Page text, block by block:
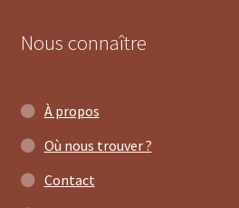
Nous connaître
À propos
Où nous trouver ?
Contact